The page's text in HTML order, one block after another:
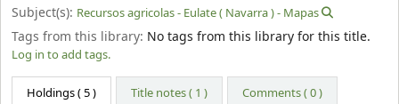
Subject(s): Recursos agricolas - Eulate ( Navarra ) - Mapas
Tags from this library: No tags from this library for this title.
Log in to add tags.
Holdings( 5 ) Title notes ( 1 ) Comments ( 0 )